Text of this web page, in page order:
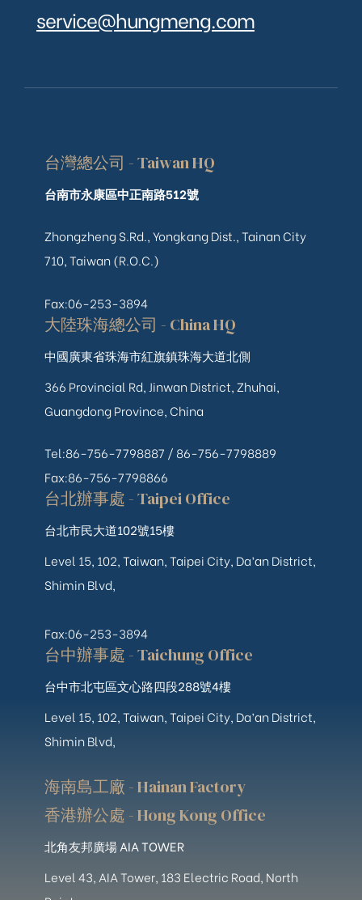
service@hungmeng.com
台灣總公司 - Taiwan HQ
台南市永康區中正南路512號
Zhongzheng S.Rd., Yongkang Dist., Tainan City
710, Taiwan (R.O.C.)
Fax:06-253-3894
大陸珠海總公司 - China HQ
中國廣東省珠海市紅旗鎮珠海大道北側
366 Provincial Rd, Jinwan District, Zhuhai,
Guangdong Province, China
Tel:86-756-7798887 / 86-756-7798889
Fax:86-756-7798866
台北辦事處 - Taipei Office
台北市民大道102號15樓
Level 15, 102, Taiwan, Taipei City, Da’an District,
Shimin Blvd,
Fax:06-253-3894
台中辦事處 - Taichung Office
台中市北屯區文心路四段288號4樓
Level 15, 102, Taiwan, Taipei City, Da’an District,
Shimin Blvd,
海南島工廠 - Hainan Factory
香港辦公處 - Hong Kong Office
北角友邦廣場 AIA TOWER
Level 43, AIA Tower, 183 Electric Road, North